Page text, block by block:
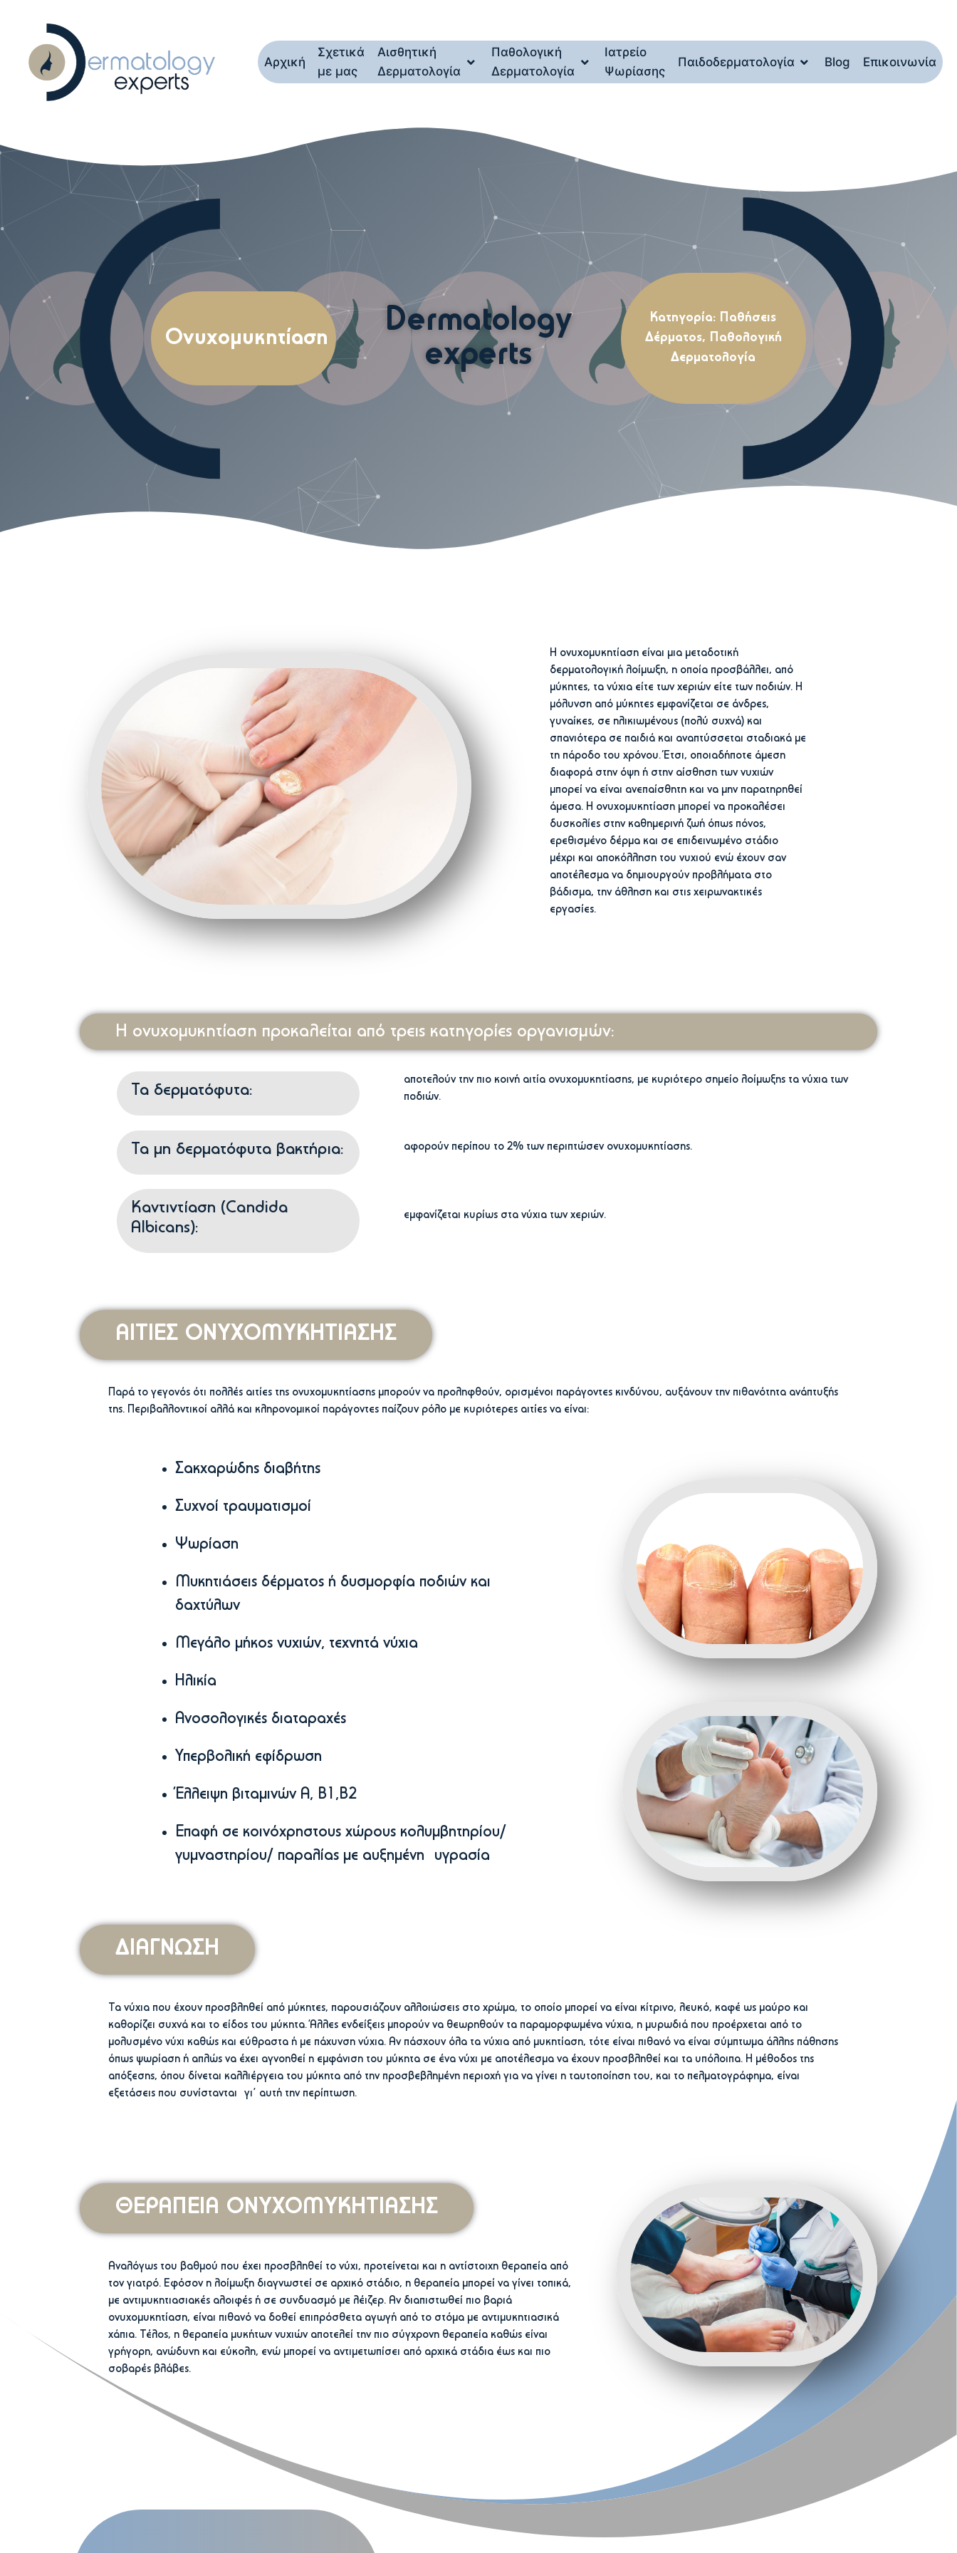
Αρχική
Σχετικά
με μας
Αισθητική
Δερματολογία
Παθολογική
Δερματολογία
Ιατρείο
Ψωρίασης
Παιδοδερματολογία Blog Επικοινωνία
Ονυχομυκητίαση
Dermatology
experts
Κατηγορία: Παθήσεις
Δέρματος, Παθολογική
Δερματολογία
Η ονυχομυκητίαση είναι μια μεταδοτική
δερματολογική λοίμωξη, η οποία προσβάλλει, από
μύκητες, τα νύχια είτε των χεριών είτε των ποδιών. Η
μόλυνση από μύκητες εμφανίζεται σε άνδρες,
γυναίκες, σε ηλικιωμένους (πολύ συχνά) και
σπανιότερα σε παιδιά και αναπτύσσεται σταδιακά με
τη πάροδο του χρόνου. Έτσι, οποιαδήποτε άμεση
διαφορά στην όψη ή στην αίσθηση των νυχιών
μπορεί να είναι ανεπαίσθητη και να μην παρατηρηθεί
άμεσα. Η ονυχομυκητίαση μπορεί να προκαλέσει
δυσκολίες στην καθημερινή ζωή όπως πόνος,
ερεθισμένο δέρμα και σε επιδεινωμένο στάδιο
μέχρι και αποκόλληση του νυχιού ενώ έχουν σαν
αποτέλεσμα να δημιουργούν προβλήματα στο
βάδισμα, την άθληση και στις χειρωνακτικές
εργασίες.
Η ονυχομυκητίαση προκαλείται από τρεις κατηγορίες οργανισμών:
Τα δερματόφυτα:
αποτελούν την πιο κοινή αιτία ονυχομυκητίασης, με κυριότερο σημείο λοίμωξης τα νύχια των
ποδιών.
Τα μη δερματόφυτα βακτήρια: αφορούν περίπου το 2% των περιπτώσεν ονυχομυκητίασης.
Καντιντίαση (Candida
Albicans):
εμφανίζεται κυρίως στα νύχια των χεριών.
ΑΙΤΙΕΣ ΟΝΥΧΟΜΥΚΗΤΙΑΣΗΣ
Παρά το γεγονός ότι πολλές αιτίες της ονυχομυκητίασης μπορούν να προληφθούν, ορισμένοι παράγοντες κινδύνου, αυξάνουν την πιθανότητα ανάπτυξής
της. Περιβαλλοντικοί αλλά και κληρονομικοί παράγοντες παίζουν ρόλο με κυριότερες αιτίες να είναι:
Σακχαρώδης διαβήτης
Συχνοί τραυματισμοί
Ψωρίαση
Μυκητιάσεις δέρματος ή δυσμορφία ποδιών και
δαχτύλων
Μεγάλο μήκος νυχιών, τεχνητά νύχια
Ηλικία
Ανοσολογικές διαταραχές
Υπερβολική εφίδρωση
Έλλειψη βιταμινών Α, Β1,Β2
Επαφή σε κοινόχρηστους χώρους κολυμβητηρίου/
γυμναστηρίου/ παραλίας με αυξημένη υγρασία
ΔΙΑΓΝΩΣΗ
Τα νύχια που έχουν προσβληθεί από μύκητες, παρουσιάζουν αλλοιώσεις στο χρώμα, το οποίο μπορεί να είναι κίτρινο, λευκό, καφέ ως μαύρο και
καθορίζει συχνά και το είδος του μύκητα. Άλλες ενδείξεις μπορούν να θεωρηθούν τα παραμορφωμένα νύχια, η μυρωδιά που προέρχεται από το
μολυσμένο νύχι καθώς και εύθραστα ή με πάχυνση νύχια. Αν πάσχουν όλα τα νύχια από μυκητίαση, τότε είναι πιθανό να είναι σύμπτωμα άλλης πάθησης
όπως ψωρίαση ή απλώς να έχει αγνοηθεί η εμφάνιση του μύκητα σε ένα νύχι με αποτέλεσμα να έχουν προσβληθεί και τα υπόλοιπα. Η μέθοδος της
απόξεσης, όπου δίνεται καλλιέργεια του μύκητα από την προσβεβλημένη περιοχή για να γίνει η ταυτοποίηση του, και το πελματογράφημα, είναι
εξετάσεις που συνίστανται γι’ αυτή την περίπτωση.
ΘΕΡΑΠΕΙΑ ΟΝΥΧΟΜΥΚΗΤΙΑΣΗΣ
Αναλόγως του βαθμού που έχει προσβληθεί το νύχι, προτείνεται και η αντίστοιχη θεραπεία από
τον γιατρό. Εφόσον η λοίμωξη διαγνωστεί σε αρχικό στάδιο, η θεραπεία μπορεί να γίνει τοπικά,
με αντιμυκητιασιακές αλοιφές ή σε συνδυασμό με λέιζερ. Αν διαπιστωθεί πιο βαριά
ονυχομυκητίαση, είναι πιθανό να δοθεί επιπρόσθετα αγωγή από το στόμα με αντιμυκητιασικά
χάπια. Τέλος, η θεραπεία μυκήτων νυχιών αποτελεί την πιο σύγχρονη θεραπεία καθώς είναι
γρήγορη, ανώδυνη και εύκολη, ενώ μπορεί να αντιμετωπίσει από αρχικά στάδια έως και πιο
σοβαρές βλάβες.